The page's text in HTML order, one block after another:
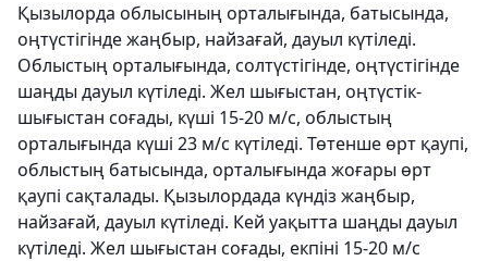
Қызылорда облысының орталығында, батысында,
оңтүстігінде жаңбыр, найзағай, дауыл күтіледі.
Облыстың орталығында, солтүстігінде, оңтүстігінде
шаңды дауыл күтіледі. Жел шығыстан, оңтүстік-
шығыстан соғады, күші 15-20 м/с, облыстың
орталығында күші 23 м/с күтіледі. Төтенше өрт қаупі,
облыстың батысында, орталығында жоғары өрт
қаупі сақталады. Қызылордада күндіз жаңбыр,
найзағай, дауыл күтіледі. Кей уақытта шаңды дауыл
күтіледі. Жел шығыстан соғады, екпіні 15-20 м/с